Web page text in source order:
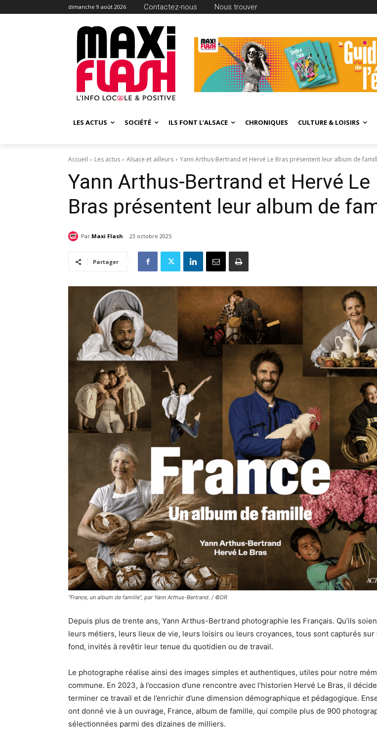
dimanche 9 août 2026 Contactez-nous Nous trouver
LES ACTUS SOCIÉTÉ ILS FONT L’ALSACE CHRONIQUES CULTURE & LOISIRS
Accueil Les actus Alsace et ailleurs Yann Arthus-Bertrand et Hervé Le Bras présentent leur album de
Yann Arthus-Bertrand et Hervé Le
Bras présentent leur album de
Par Maxi Flash 23 octobre 2025
Partager
“France, un album de famille”, par Yann Arthus-Bertrand. / ©DR
Depuis plus de trente ans, Yann Arthus-Bertrand photographie les Français. Qu’ils
leurs métiers, leurs lieux de vie, leurs loisirs ou leurs croyances, tous sont capturés sur
fond, invités à revêtir leur tenue du quotidien ou de travail.
Le photographe réalise ainsi des images simples et authentiques, utiles pour notre
commune. En 2023, à l’occasion d’une rencontre avec l’historien Hervé Le Bras, il
terminer ce travail et de l’enrichir d’une dimension démographique et pédagogique.
ont donné vie à un ouvrage, France, album de famille, qui compile plus de 900
sélectionnées parmi des dizaines de milliers.